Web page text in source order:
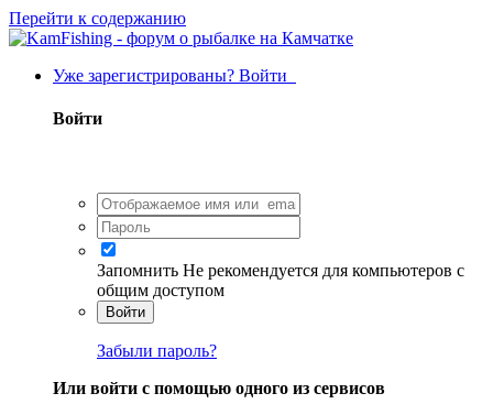
Перейти к содержанию
Уже зарегистрированы? Войти
Войти
Запомнить Не рекомендуется для компьютеров с
общим доступом
Войти
Забыли пароль?
Или войти с помощью одного из сервисов